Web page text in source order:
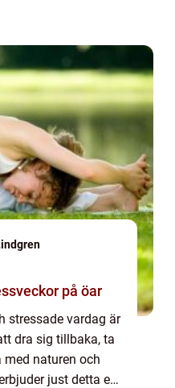
på öar
stressade vardag är
dra sig tillbaka, ta
naturen och
just detta en